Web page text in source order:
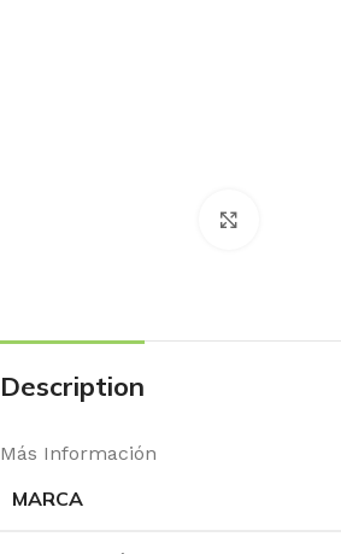
Description
Más Información
MARCA